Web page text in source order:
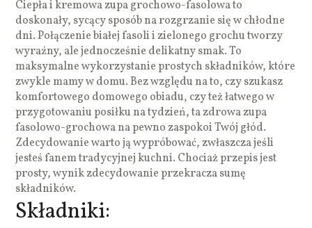
Ciepła i kremowa zupa grochowo-fasolowa to
doskonały, sycący sposób na rozgrzanie się w chłodne
dni. Połączenie białej fasoli i zielonego grochu tworzy
wyraźny, ale jednocześnie delikatny smak. To
maksymalne wykorzystanie prostych składników, które
zwykle mamy w domu. Bez względu na to, czy szukasz
komfortowego domowego obiadu, czy też łatwego w
przygotowaniu posiłku na tydzień, ta zdrowa zupa
fasolowo-grochowa na pewno zaspokoi Twój głód.
Zdecydowanie warto ją wypróbować, zwłaszcza jeśli
jesteś fanem tradycyjnej kuchni. Chociaż przepis jest
prosty, wynik zdecydowanie przekracza sumę
składników.
Składniki: